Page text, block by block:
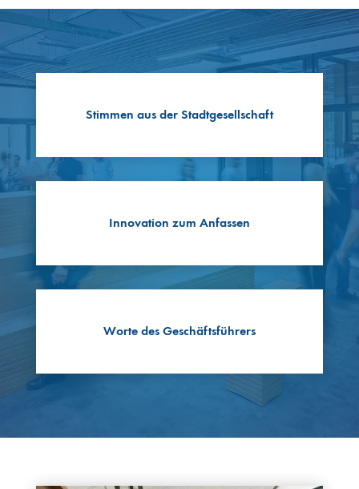
Stimmen aus der Stadtgesellschaft
Innovation zum Anfassen
Worte des Geschäftsführers